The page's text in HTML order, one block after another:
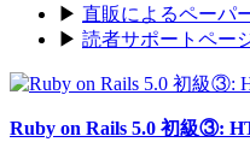
▶ 直販によるペーパ
▶ 読者サポートペー
Ruby on Rails 5.0 初級③: